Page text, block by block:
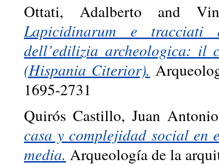
Ottati, Adalberto and
Lapicidinarum e tracciati
dell’edilizia archeologica: il
(Hispania Citerior).
1695-2731
Quirós Castillo, Juan Antonio
casa y complejidad social en
media. Arqueología de la